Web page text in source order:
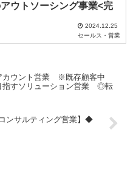
ウトソーシング事業<完
2024.12.25
セールス・営業
ウント営業 ※既存顧客中
指すソリューション営業 ◎転
ンサルティング営業】◆